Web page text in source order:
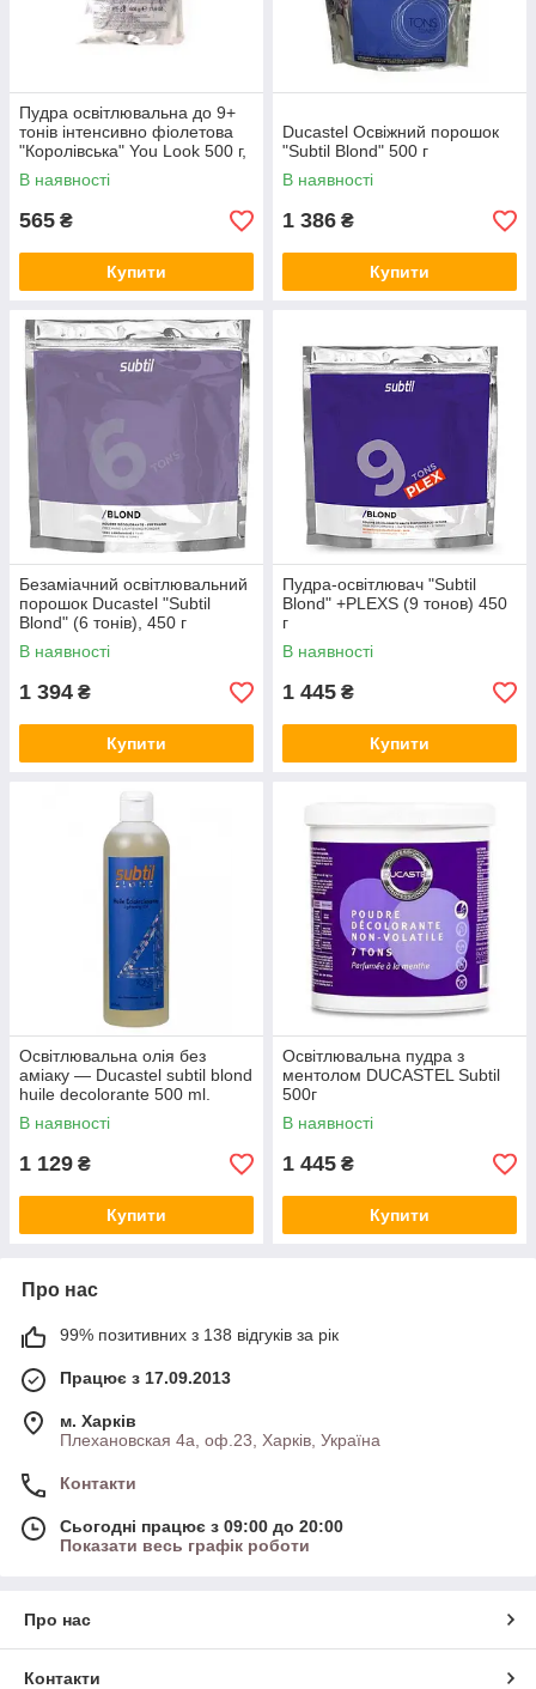
Пудра освітлювальна до 9+
тонів інтенсивно фіолетова
"Королівська" You Look 500 г,
В наявності
565 ₴
Купити
Ducastel Освіжний порошок
"Subtil Blond" 500 г
В наявності
1 386 ₴
Купити
Безаміачний освітлювальний
порошок Ducastel "Subtil
Blond" (6 тонів), 450 г
В наявності
1 394 ₴
Купити
Пудра-освітлювач "Subtil
Blond" +PLEXS (9 тонов) 450
г
В наявності
1 445 ₴
Купити
Освітлювальна олія без
аміаку — Ducastel subtil blond
huile decolorante 500 ml.
В наявності
1 129 ₴
Купити
Освітлювальна пудра з
ментолом DUCASTEL Subtil
500г
В наявності
1 445 ₴
Купити
Про нас
99% позитивних з 138 відгуків за рік
Працює з 17.09.2013
м. Харків
Плехановская 4а, оф.23, Харків, Україна
Контакти
Сьогодні працює з 09:00 до 20:00
Показати весь графік роботи
Про нас
Контакти